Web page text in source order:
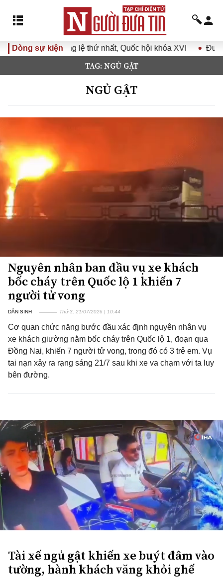
Dòng sự kiện
khóa XVI Đưa Nghị quyết Đại hội Đảng XIV vào cuộc
TAG: NGỦ GẬT
NGỦ GẬT
Nguyên nhân ban đầu vụ xe khách
bốc cháy trên Quốc lộ 1 khiến 7
người tử vong
DÂN SINH Thứ 3, 21/07/2026 | 10:44
Cơ quan chức năng bước đầu xác định nguyên nhân vụ
xe khách giường nằm bốc cháy trên Quốc lộ 1, đoạn qua
Đồng Nai, khiến 7 người tử vong, trong đó có 3 trẻ em. Vụ
tai nạn xảy ra rạng sáng 21/7 sau khi xe va chạm với ta luy
bên đường.
Tài xế ngủ gật khiến xe buýt đâm vào
tường, hành khách văng khỏi ghế